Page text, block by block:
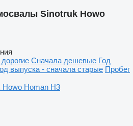
Sinotruk Howo
Сначала дешевые Год
выпуска - сначала старые Пробег